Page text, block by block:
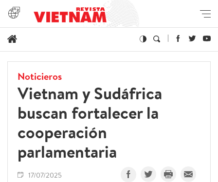
Noticieros
Vietnam y Sudáfrica
buscan fortalecer la
cooperación
parlamentaria
17/07/2025